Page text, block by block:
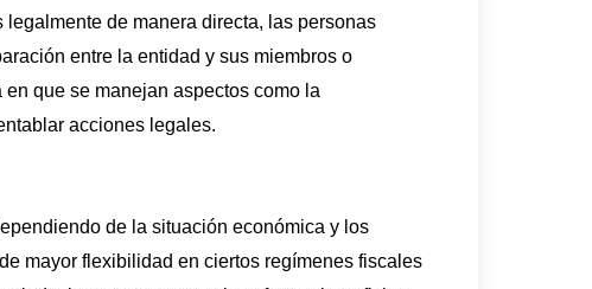
de manera directa, las personas
entre la entidad y sus miembros o
que se manejan aspectos como la
acciones legales.
de la situación económica y los
mayor flexibilidad en ciertos regímenes fiscales